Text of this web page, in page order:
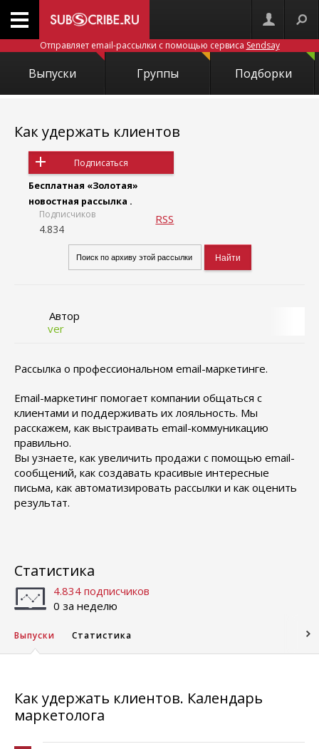
Отправляет email-рассылки с помощью сервиса Sendsay
Выпуски Группы Подборки
Как удержать клиентов
Подписаться
Бесплатная «Золотая»
новостная рассылка .
Подписчиков
4.834
RSS
Автор
ver
Рассылка о профессиональном email-маркетинге.
Email-маркетинг помогает компании общаться с
клиентами и поддерживать их лояльность. Мы
расскажем, как выстраивать email-коммуникацию
правильно.
Вы узнаете, как увеличить продажи с помощью email-
сообщений, как создавать красивые интересные
письма, как автоматизировать рассылки и как оценить
результат.
Статистика
4.834 подписчиков
0 за неделю
Выпуски Статистика
Как удержать клиентов. Календарь
маркетолога